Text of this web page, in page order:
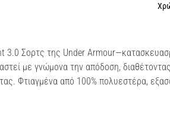
3.0 Σορτς της Under
με γνώμονα την απόδοση,
Φτιαγμένα από 100% πολυεστέρα,